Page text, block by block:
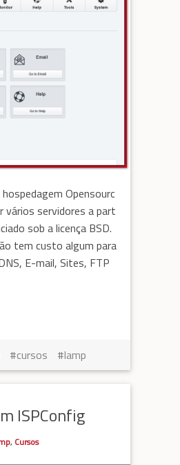
Opensourc
vários servidores a part
sob a licença BSD.
tem custo algum para
E-mail, Sites, FTP
cursos lamp
ISPConfig
, Cursos